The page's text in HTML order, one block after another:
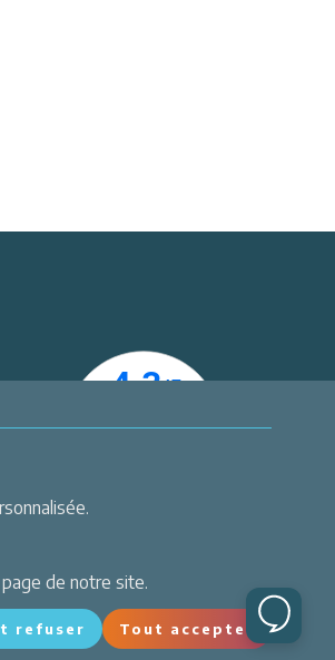
Site réalisé par Valraiso
de notre site.
refuser Tout accepter